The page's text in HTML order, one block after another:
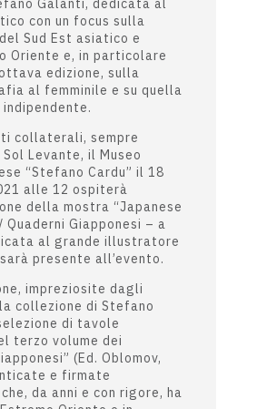
Galanti, dedicata al
con un focus sulla
Sud Est asiatico e
Oriente e, in particolare
edizione, sulla
al femminile e su quella
collaterali, sempre
Levante, il Museo
“Stefano Cardu” il 18
alle 12 ospiterà
della mostra “Japanese
Quaderni Giapponesi – a
al grande illustratore
presente all’evento.
impreziosite dagli
collezione di Stefano
di tavole
terzo volume dei
(Ed. Oblomov,
e firmate
da anni e con rigore, ha